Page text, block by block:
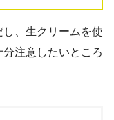
、生クリームを使
注意したいところ